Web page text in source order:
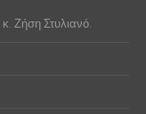
Ζήση Στυλιανό.